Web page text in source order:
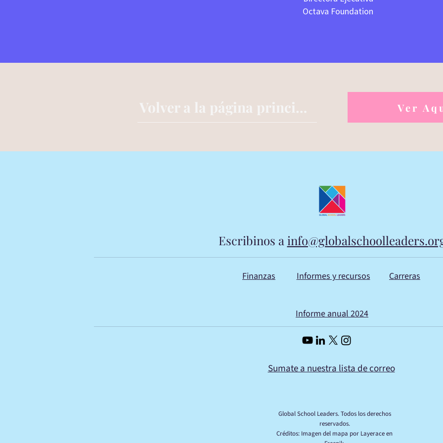
Octava Foundation
Volver a la página principal Ver
Escribinos a
Finanzas Informes y recursos Carreras
Informe anual 2024
Sumate a nuestra lista de correo
Global School Leaders. Todos los derechos
reservados.
Créditos: Imagen del mapa por Layerace en